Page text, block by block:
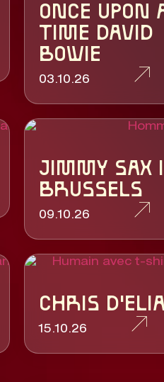
ONCE UPON
TIME DAVID
BOWIE
03.10.26
JIMMY SAX
BRUSSELS
09.10.26
CHRIS
15.10.26